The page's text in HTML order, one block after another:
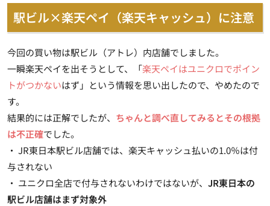
駅ビル×楽天ペイ（楽天キャッシュ）に注意
今回の買い物は駅ビル（アトレ）内店舗でしました。
一瞬楽天ペイを出そうとして、「楽天ペイはユニクロでポイン
トがつかないはず」という情報を思い出したので、やめたので
す。
結果的には正解でしたが、 ちゃんと調べ直してみるとその根拠
は不正確でした。
・ JR東日本駅ビル店舗では、楽天キャッシュ払いの1.0％は付
与されない
・ ユニクロ全店で付与されないわけではないが、 JR東日本の
駅ビル店舗はまず対象外